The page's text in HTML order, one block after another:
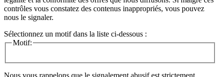
contrôles vous constatez des contenus inappropriés, vous pouvez
nous le signaler.
Sélectionnez un motif dans la liste ci-dessous :
Motif:
Nous vous rappelons que le signalement abusif est strictement